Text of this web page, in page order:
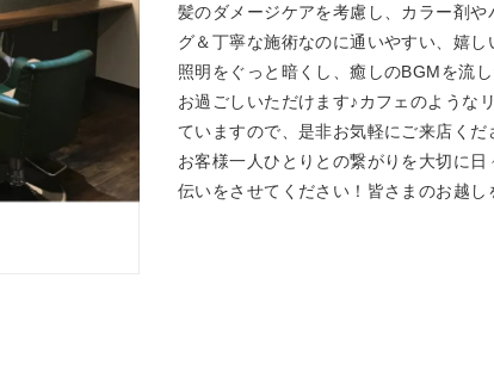
髪のダメージケアを考慮し、カラー剤
グ＆丁寧な施術なのに通いやすい、嬉
照明をぐっと暗くし、癒しのBGMを流
お過ごしいただけます♪カフェのような
ていますので、是非お気軽にご来店くだ
お客様一人ひとりとの繋がりを大切に
伝いをさせてください！皆さまのお越し